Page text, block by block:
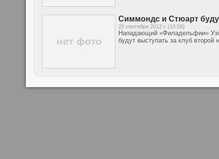
Симмондс и Стюарт
25 сентября 2012 г. (10:58)
Нападающий «Филадельфии»
будут выступать за клуб